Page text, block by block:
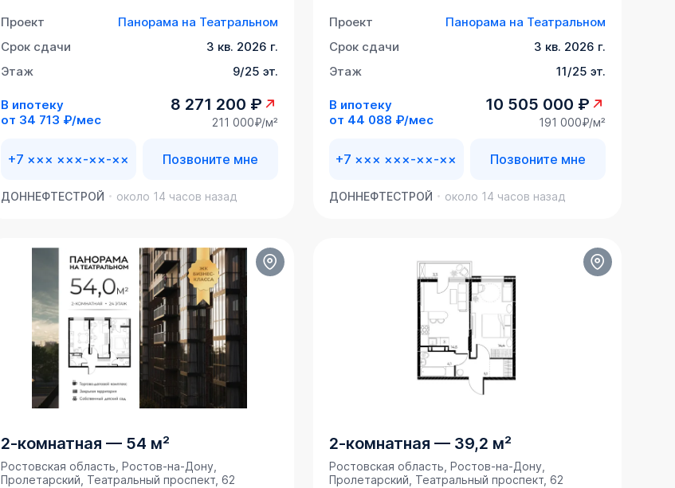
Проект
Панорама на Театральном
Срок сдачи
3 кв. 2026 г.
Этаж
9/25 эт.
В ипотеку
от 34 713 ₽/мес
8 271 200 ₽
211 000₽/м²
+7 ××× ×××-××-×× Позвоните мне
ДОННЕФТЕСТРОЙ около 14 часов назад
Проект
Панорама на Театральном
Срок сдачи
3 кв. 2026 г.
Этаж
11/25 эт.
В ипотеку
от 44 088 ₽/мес
10 505 000 ₽
191 000₽/м²
+7 ××× ×××-××-×× Позвоните мне
ДОННЕФТЕСТРОЙ около 14 часов назад
2-комнатная — 54 м²
Ростовская область, Ростов-на-Дону,
Пролетарский, Театральный проспект, 62
2-комнатная — 39,2 м²
Ростовская область, Ростов-на-Дону,
Пролетарский, Театральный проспект, 62